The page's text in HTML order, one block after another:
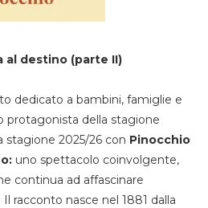
al destino (parte II)
dedicato a bambini, famiglie e
protagonista della stagione
stagione 2025/26 con Pinocchio
uno spettacolo coinvolgente,
continua ad affascinare
racconto nasce nel 1881 dalla